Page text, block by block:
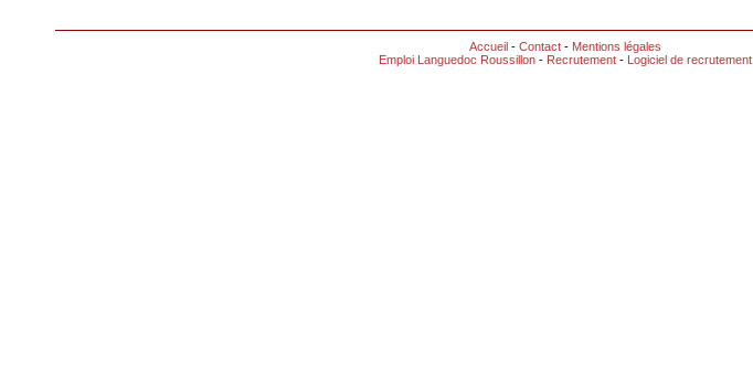
Accueil - Contact - Mentions légales
Emploi Languedoc Roussillon - Recrutement - Logiciel de recrutement